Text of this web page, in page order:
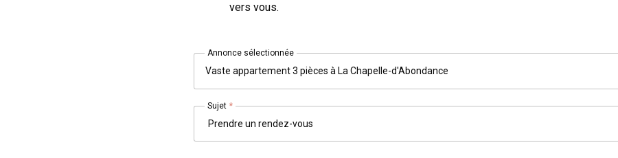
vers vous.
Annonce sélectionnée
Vaste appartement 3 pièces à La Chapelle-d'Abondance
Sujet *